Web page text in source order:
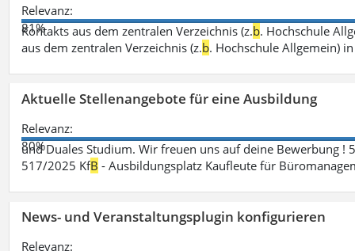
Relevanz:
81%
Kontakts aus dem zentralen Verzeichnis (z.b. Hochschule
aus dem zentralen Verzeichnis (z.b. Hochschule Allgemein)
Aktuelle Stellenangebote für eine Ausbildung
Relevanz:
80%
und Duales Studium. Wir freuen uns auf deine Bewerbung !
517/2025 KfB - Ausbildungsplatz Kaufleute für
News- und Veranstaltungsplugin konfigurieren
Relevanz: